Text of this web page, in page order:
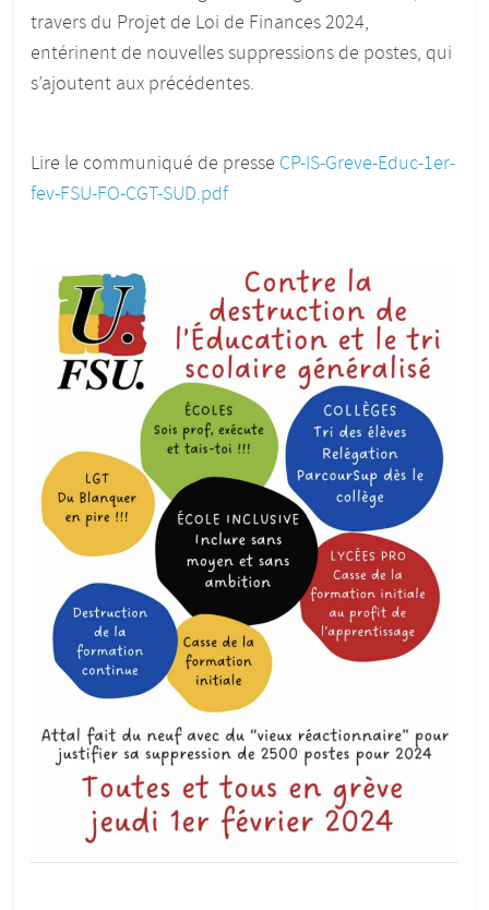
travers du Projet de Loi de Finances 2024,
entérinent de nouvelles suppressions de postes, qui
s’ajoutent aux précédentes.
Lire le communiqué de presse CP-IS-Greve-Educ-1er-
fev-FSU-FO-CGT-SUD.pdf